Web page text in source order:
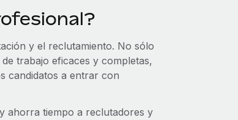
y el reclutamiento. No sólo
trabajo eficaces y completas,
candidatos a entrar con
ahorra tiempo a reclutadores y